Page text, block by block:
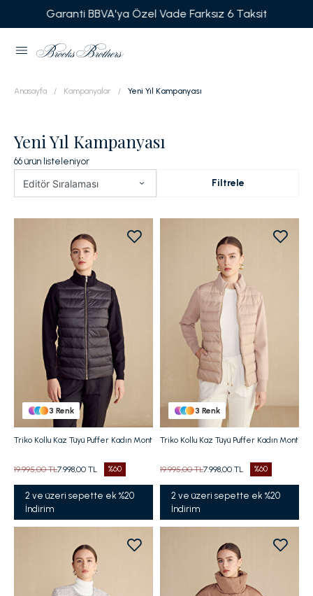
Garanti BBVA'ya Özel Vade Farksız 6 Taksit
Anasayfa Kampanyalar Yeni Yıl Kampanyası
Yeni Yıl Kampanyası
66 ürün listeleniyor
Editör Sıralaması Filtrele
3 Renk
Triko Kollu Kaz Tüyü Puffer Kadın Mont
19.995,00 TL7.998,00 TL %60
2 ve üzeri sepette ek %20
İndirim
3 Renk
Triko Kollu Kaz Tüyü Puffer Kadın Mont
19.995,00 TL7.998,00 TL %60
2 ve üzeri sepette ek %20
İndirim